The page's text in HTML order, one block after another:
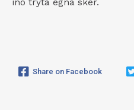
ino tryta egna sker.
Share on Facebook